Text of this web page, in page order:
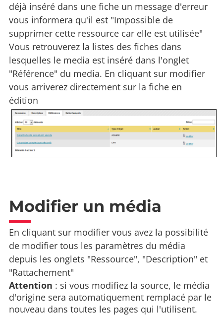
déjà inséré dans une fiche un message d'erreur
vous informera qu'il est "Impossible de
supprimer cette ressource car elle est utilisée"
Vous retrouverez la listes des fiches dans
lesquelles le media est inséré dans l'onglet
"Référence" du media. En cliquant sur modifier
vous arriverez directement sur la fiche en
édition
Modifier un média
En cliquant sur modifier vous avez la possibilité
de modifier tous les paramètres du média
depuis les onglets "Ressource", "Description" et
"Rattachement"
Attention : si vous modifiez la source, le média
d'origine sera automatiquement remplacé par le
nouveau dans toutes les pages qui l'utilisent.